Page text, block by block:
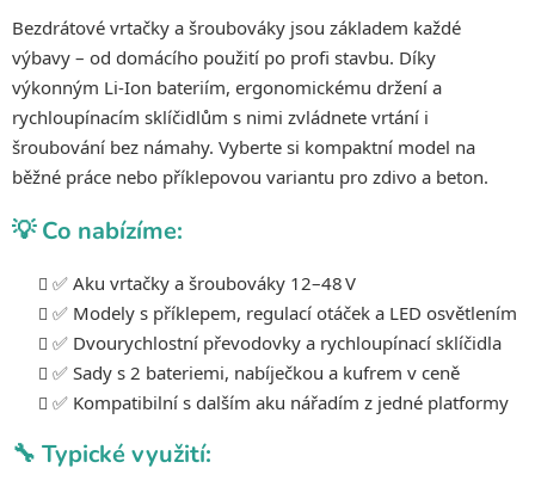
p
r
v
k
y
v
ý
u
Bezdrátové vrtačky a šroubováky jsou základem každé
výbavy – od domácího použití po profi stavbu. Díky
výkonným Li-Ion bateriím, ergonomickému držení a
rychloupínacím sklíčidlům s nimi zvládnete vrtání i
šroubování bez námahy. Vyberte si kompaktní model na
běžné práce nebo příklepovou variantu pro zdivo a beton.
💡 Co nabízíme:
✅ Aku vrtačky a šroubováky 12–48 V
✅ Modely s příklepem, regulací otáček a LED osvětlením
✅ Dvourychlostní převodovky a rychloupínací sklíčidla
✅ Sady s 2 bateriemi, nabíječkou a kufrem v ceně
✅ Kompatibilní s dalším aku nářadím z jedné platformy
🔧 Typické využití: